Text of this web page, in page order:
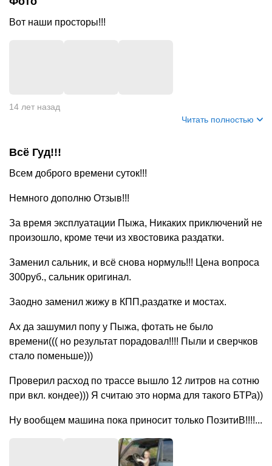
Вот наши просторы!!!
14 лет назад
Читать полностью
Всё Гуд!!!
Всем доброго времени суток!!!
Немного дополню Отзыв!!!
За время эксплуатации Пыжа, Никаких приключений не
произошло, кроме течи из хвостовика раздатки.
Заменил сальник, и всё снова нормуль!!! Цена вопроса
300руб., сальник оригинал.
Заодно заменил жижу в КПП,раздатке и мостах.
Ах да зашумил попу у Пыжа, фотать не было
времени((( но результат порадовал!!!! Пыли и сверчков
стало поменьше)))
Проверил расход по трассе вышло 12 литров на сотню
при вкл. кондее))) Я считаю это норма для такого БТРа))
Ну вообщем машина пока приносит только ПозитиВ!!!!...